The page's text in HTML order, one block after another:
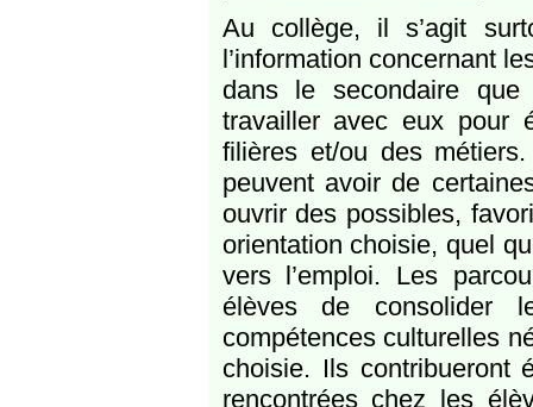
Au collège, il s’agit
l’information concernant
dans le secondaire que
travailler avec eux pour
filières et/ou des
peuvent avoir de
ouvrir des possibles,
orientation choisie, quel
vers l’emploi. Les
élèves de consolider
compétences culturelles
choisie. Ils contribueront
rencontrées chez les